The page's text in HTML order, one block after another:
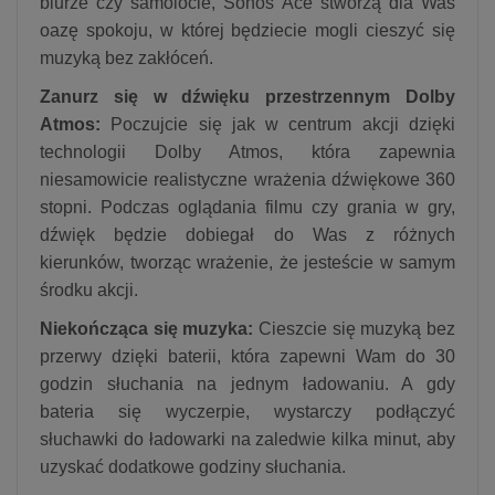
oazę spokoju, w której będziecie mogli cieszyć się
muzyką bez zakłóceń.
Zanurz się w dźwięku przestrzennym Dolby
Atmos: Poczujcie się jak w centrum akcji dzięki
technologii Dolby Atmos, która zapewnia
niesamowicie realistyczne wrażenia dźwiękowe 360
stopni. Podczas oglądania filmu czy grania w gry,
dźwięk będzie dobiegał do Was z różnych
kierunków, tworząc wrażenie, że jesteście w samym
środku akcji.
Niekończąca się muzyka: Cieszcie się muzyką bez
przerwy dzięki baterii, która zapewni Wam do 30
godzin słuchania na jednym ładowaniu. A gdy
bateria się wyczerpie, wystarczy podłączyć
słuchawki do ładowarki na zaledwie kilka minut, aby
uzyskać dodatkowe godziny słuchania.